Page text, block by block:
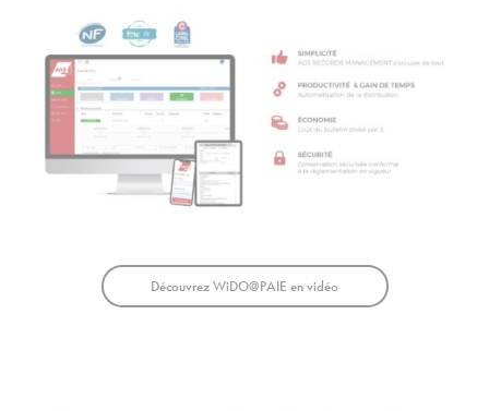
Découvrez WiDO@PAIE en vidéo